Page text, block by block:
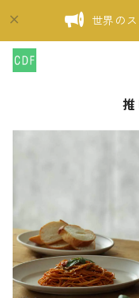
世界の
推